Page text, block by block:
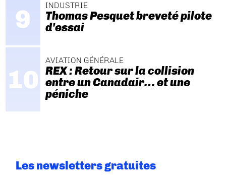
INDUSTRIE
Thomas Pesquet breveté pilote
d'essai
AVIATION GÉNÉRALE
REX : Retour sur la collision
entre un Canadair… et une
péniche
Les newsletters gratuites